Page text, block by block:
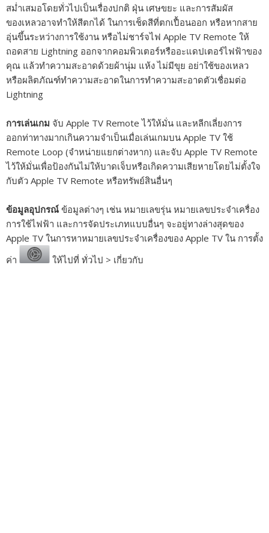
สม่ำเสมอโดยทั่วไปเป็นเรื่องปกติ ฝุ่น เศษขยะ และการสัมผัส
ของเหลวอาจทำให้สีตกได้ ในการเช็ดสีที่ตกเปื้อนออก หรือหากสาย
อุ่นขึ้นระหว่างการใช้งาน หรือไม่ชาร์จไฟ Apple TV Remote ให้
ถอดสาย Lightning ออกจากคอมพิวเตอร์หรืออะแดปเตอร์ไฟฟ้าของ
คุณ แล้วทำความสะอาดด้วยผ้านุ่ม แห้ง ไม่มีขุย อย่าใช้ของเหลว
หรือผลิตภัณฑ์ทำความสะอาดในการทำความสะอาดตัวเชื่อมต่อ
Lightning
การเล่นเกม จับ Apple TV Remote ไว้ให้มั่น และหลีกเลี่ยงการ
ออกท่าทางมากเกินความจำเป็นเมื่อเล่นเกมบน Apple TV ใช้
Remote Loop (จำหน่ายแยกต่างหาก) และจับ Apple TV Remote
ไว้ให้มั่นเพื่อป้องกันไม่ให้บาดเจ็บหรือเกิดความเสียหายโดยไม่ตั้งใจ
กับตัว Apple TV Remote หรือทรัพย์สินอื่นๆ
ข้อมูลอุปกรณ์ ข้อมูลต่างๆ เช่น หมายเลขรุ่น หมายเลขประจำเครื่อง
การใช้ไฟฟ้า และการจัดประเภทแบบอื่นๆ จะอยู่ทางล่างสุดของ
Apple TV ในการหาหมายเลขประจำเครื่องของ Apple TV ใน การตั้ง
ค่า
ให้ไปที่ ทั่วไป > เกี่ยวกับ